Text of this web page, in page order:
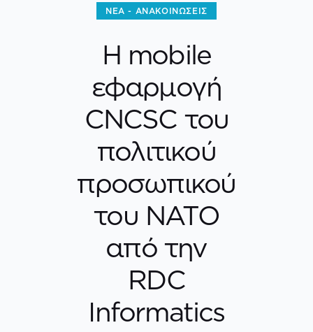
ΝΈΑ - ΑΝΑΚΟΙΝΏΣΕΙΣ
Η mobile
εφαρμογή
CNCSC του
πολιτικού
προσωπικού
του ΝΑΤΟ
από την
RDC
Informatics